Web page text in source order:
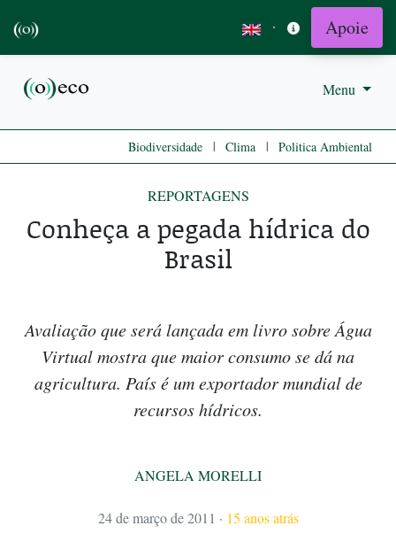
· Apoie
Menu
Biodiversidade | Clima | Politica Ambiental
REPORTAGENS
Conheça a pegada hídrica do
Brasil
Avaliação que será lançada em livro sobre Água
Virtual mostra que maior consumo se dá na
agricultura. País é um exportador mundial de
recursos hídricos.
ANGELA MORELLI
24 de março de 2011 · 15 anos atrás